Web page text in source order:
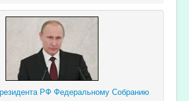
РФ Федеральному Собранию